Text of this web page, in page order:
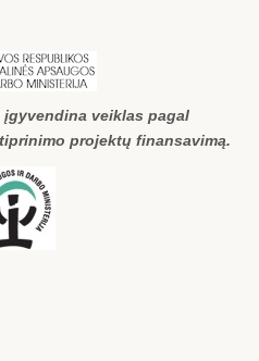
įgyvendina veiklas pagal
projektų finansavimą.